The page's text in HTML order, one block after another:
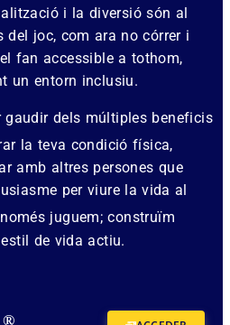
i la diversió són al
del joc, com ara no córrer i
fan accessible a tothom,
un entorn inclusiu.
gaudir dels múltiples beneficis
la teva condició física,
amb altres persones que
per viure la vida al
juguem; construïm
de vida actiu.
®